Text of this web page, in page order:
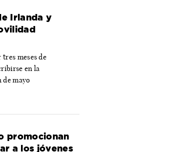
Irlanda y
meses de
en la
de mayo
promocionan
a los jóvenes